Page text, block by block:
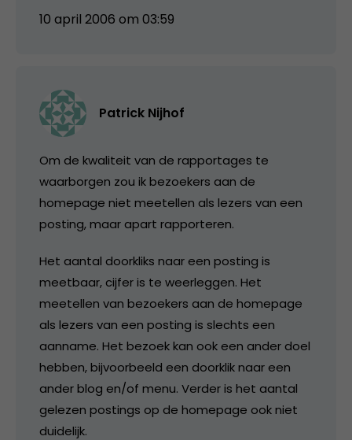
10 april 2006 om 03:59
Patrick Nijhof
Om de kwaliteit van de rapportages te
waarborgen zou ik bezoekers aan de
homepage niet meetellen als lezers van een
posting, maar apart rapporteren.
Het aantal doorkliks naar een posting is
meetbaar, cijfer is te weerleggen. Het
meetellen van bezoekers aan de homepage
als lezers van een posting is slechts een
aanname. Het bezoek kan ook een ander doel
hebben, bijvoorbeeld een doorklik naar een
ander blog en/of menu. Verder is het aantal
gelezen postings op de homepage ook niet
duidelijk.